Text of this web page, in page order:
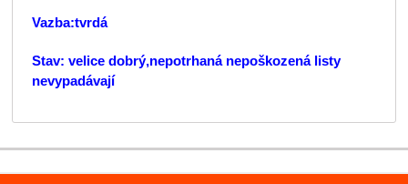
Vazba:tvrdá
Stav: velice dobrý,nepotrhaná nepoškozená listy
nevypadávají